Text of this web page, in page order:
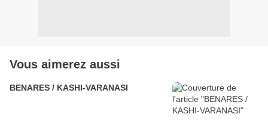
Vous aimerez aussi
BENARES / KASHI-VARANASI